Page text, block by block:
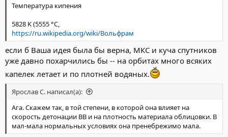
Температура кипения
5828 K (5555 °C,
https://ru.wikipedia.org/wiki/Вольфрам
если б Ваша идея была бы верна, МКС и куча спутников
уже давно похарчились бы -- на орбитах много всяких
капелек летает и по плотней водяных.
Ярослав С. написал(а):
Ага. Скажем так, в той степени, в которой она влияет на
скорость детонации ВВ и на плотность материала облицовки. В
мал-мала нормальных условиях она пренебрежимо мала.